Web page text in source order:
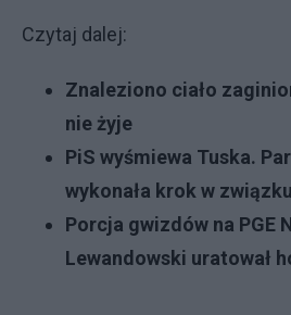
Czytaj dalej:
Znaleziono ciało
nie żyje
PiS wyśmiewa Tuska.
wykonała krok w
Porcja gwizdów na PGE
Lewandowski uratował